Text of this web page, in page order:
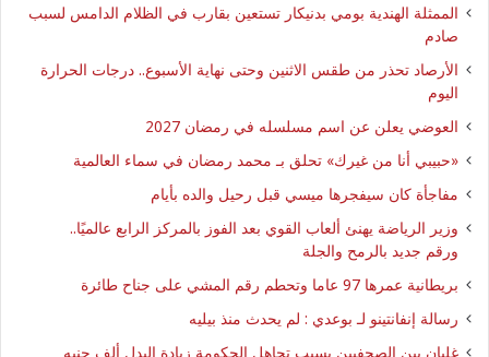
الممثلة الهندية بومي بدنيكار تستعين بقارب في الظلام الدامس لسبب
صادم
الأرصاد تحذر من طقس الاثنين وحتى نهاية الأسبوع.. درجات الحرارة
اليوم
العوضي يعلن عن اسم مسلسله في رمضان 2027
​«حبيبي أنا من غيرك» تحلق بـ محمد رمضان في سماء العالمية
مفاجأة كان سيفجرها ميسي قبل رحيل والده بأيام
وزير الرياضة يهنئ ألعاب القوي بعد الفوز بالمركز الرابع عالميًا..
ورقم جديد بالرمح والجلة
بريطانية عمرها 97 عاما وتحطم رقم المشي على جناح طائرة
رسالة إنفانتينو لـ بوعدي : لم يحدث منذ بيليه
غليان بين الصحفيين بسبب تجاهل الحكومة زيادة البدل ألف جنيه